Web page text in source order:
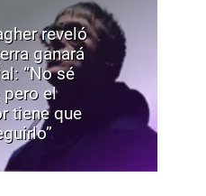
reveló
ganará
“No sé
el
tiene que